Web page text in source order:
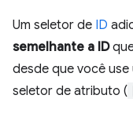
Um seletor de ID
semelhante a ID
desde que você use
seletor de atributo (